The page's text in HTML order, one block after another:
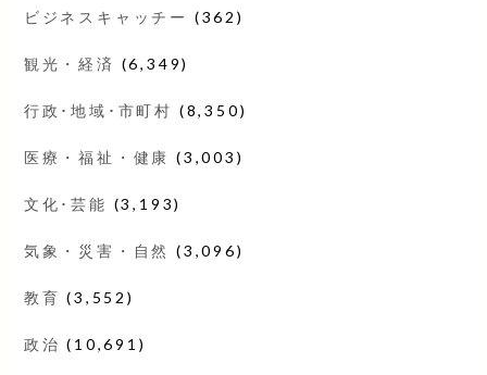
ビジネスキャッチー (362)
観光・経済 (6,349)
行政･地域･市町村 (8,350)
医療・福祉・健康 (3,003)
文化･芸能 (3,193)
気象・災害・自然 (3,096)
教育 (3,552)
政治 (10,691)